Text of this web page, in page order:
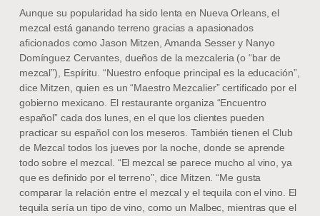
Aunque su popularidad ha sido lenta en Nueva Orleans, el
mezcal está ganando terreno gracias a apasionados
aficionados como Jason Mitzen, Amanda Sesser y Nanyo
Domínguez Cervantes, dueños de la mezcaleria (o “bar de
mezcal”), Espíritu. “Nuestro enfoque principal es la educación”,
dice Mitzen, quien es un “Maestro Mezcalier” certificado por el
gobierno mexicano. El restaurante organiza “Encuentro
español” cada dos lunes, en el que los clientes pueden
practicar su español con los meseros. También tienen el Club
de Mezcal todos los jueves por la noche, donde se aprende
todo sobre el mezcal. “El mezcal se parece mucho al vino, ya
que es definido por el terreno”, dice Mitzen. “Me gusta
comparar la relación entre el mezcal y el tequila con el vino. El
tequila sería un tipo de vino, como un Malbec, mientras que el